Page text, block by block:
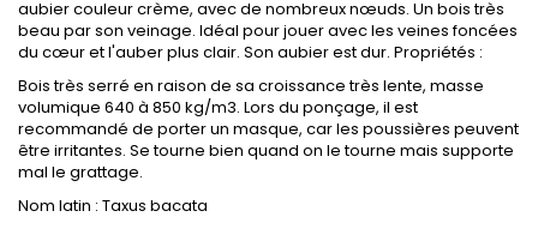
aubier couleur crème, avec de nombreux nœuds. Un bois très
beau par son veinage. Idéal pour jouer avec les veines foncées
du cœur et l'auber plus clair. Son aubier est dur. Propriétés :
Bois très serré en raison de sa croissance très lente, masse
volumique 640 à 850 kg/m3. Lors du ponçage, il est
recommandé de porter un masque, car les poussières peuvent
être irritantes. Se tourne bien quand on le tourne mais supporte
mal le grattage.
Nom latin : Taxus bacata